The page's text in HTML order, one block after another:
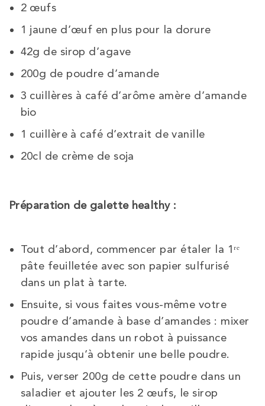
2 œufs
1 jaune d’œuf en plus pour la dorure
42g de sirop d’agave
200g de poudre d’amande
3 cuillères à café d’arôme amère d’amande
bio
1 cuillère à café d’extrait de vanille
20cl de crème de soja
Préparation de galette healthy :
Tout d’abord, commencer par étaler la 1ʳᵉ
pâte feuilletée avec son papier sulfurisé
dans un plat à tarte.
Ensuite, si vous faites vous-même votre
poudre d’amande à base d’amandes : mixer
vos amandes dans un robot à puissance
rapide jusqu’à obtenir une belle poudre.
Puis, verser 200g de cette poudre dans un
saladier et ajouter les 2 œufs, le sirop